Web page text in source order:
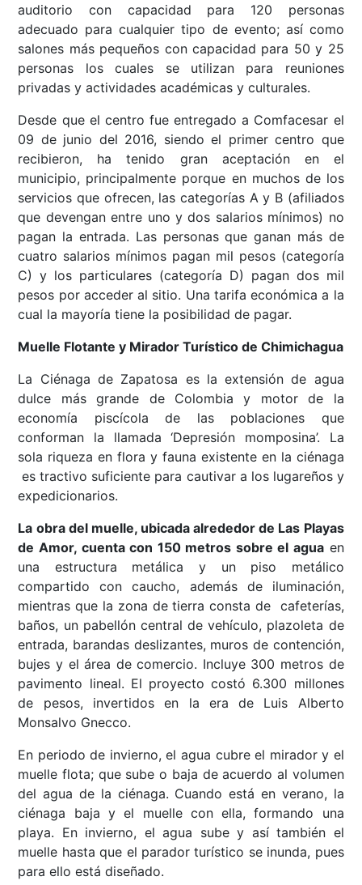
auditorio con capacidad para 120 personas
adecuado para cualquier tipo de evento; así como
salones más pequeños con capacidad para 50 y 25
personas los cuales se utilizan para reuniones
privadas y actividades académicas y culturales.
Desde que el centro fue entregado a Comfacesar el
09 de junio del 2016, siendo el primer centro que
recibieron, ha tenido gran aceptación en el
municipio, principalmente porque en muchos de los
servicios que ofrecen, las categorías A y B (afiliados
que devengan entre uno y dos salarios mínimos) no
pagan la entrada. Las personas que ganan más de
cuatro salarios mínimos pagan mil pesos (categoría
C) y los particulares (categoría D) pagan dos mil
pesos por acceder al sitio. Una tarifa económica a la
cual la mayoría tiene la posibilidad de pagar.
Muelle Flotante y Mirador Turístico de Chimichagua
La Ciénaga de Zapatosa es la extensión de agua
dulce más grande de Colombia y motor de la
economía piscícola de las poblaciones que
conforman la llamada ‘Depresión momposina’. La
sola riqueza en flora y fauna existente en la ciénaga
es tractivo suficiente para cautivar a los lugareños y
expedicionarios.
La obra del muelle, ubicada alrededor de Las Playas
de Amor, cuenta con 150 metros sobre el agua en
una estructura metálica y un piso metálico
compartido con caucho, además de iluminación,
mientras que la zona de tierra consta de cafeterías,
baños, un pabellón central de vehículo, plazoleta de
entrada, barandas deslizantes, muros de contención,
bujes y el área de comercio. Incluye 300 metros de
pavimento lineal. El proyecto costó 6.300 millones
de pesos, invertidos en la era de Luis Alberto
Monsalvo Gnecco.
En periodo de invierno, el agua cubre el mirador y el
muelle flota; que sube o baja de acuerdo al volumen
del agua de la ciénaga. Cuando está en verano, la
ciénaga baja y el muelle con ella, formando una
playa. En invierno, el agua sube y así también el
muelle hasta que el parador turístico se inunda, pues
para ello está diseñado.